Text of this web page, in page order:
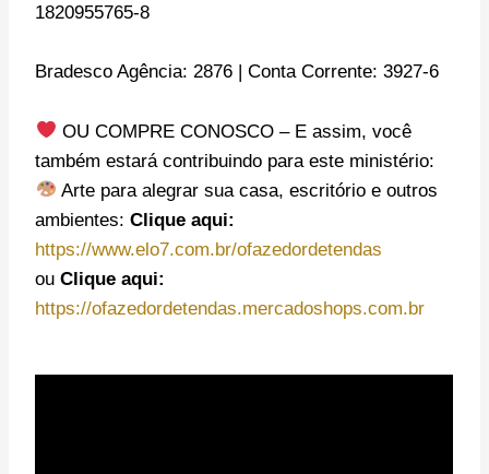
1820955765-8
Bradesco Agência: 2876 | Conta Corrente: 3927-6
OU COMPRE CONOSCO – E assim, você
também estará contribuindo para este ministério:
Arte para alegrar sua casa, escritório e outros
ambientes:Clique aqui:
https://www.elo7.com.br/ofazedordetendas
ouClique aqui:
https://ofazedordetendas.mercadoshops.com.br